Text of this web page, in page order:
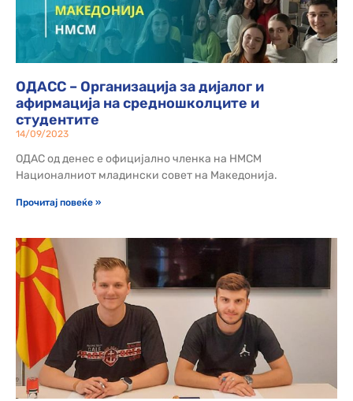
ОДАСС – Организација за дијалог и
афирмација на средношколците и
студентите
14/09/2023
ОДАС од денес е официјално членка на НМСМ
Националниот младински совет на Македонија.
Прочитај повеќе »